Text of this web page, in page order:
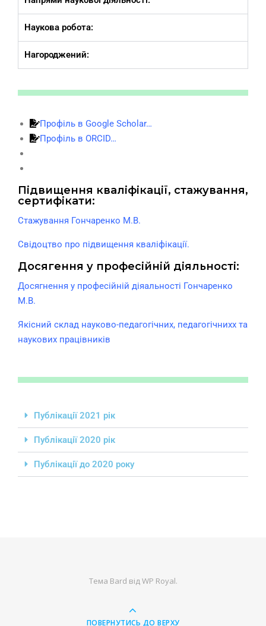
Наукова робота:
Нагороджений:
Профіль в Google Scholar…
Профіль в ORCID…
Підвищення кваліфікації, стажування,
сертифікати:
Стажування Гончаренко М.В.
Свідоцтво про підвищення кваліфікації.
Досягення у професійній діяльності:
Досягнення у професійній діяальності Гончаренко
М.В.
Якісний склад науково-педагогічних, педагогічнихх та
наукових працівників
Публікації 2021 рік
Публікації 2020 рік
Публікації до 2020 року
Тема Bard відWP Royal.
ПОВЕРНУТИСЬ ДО ВЕРХУ